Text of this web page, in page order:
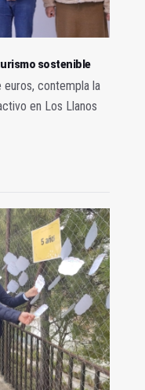
sostenible
contempla la
en Los Llanos